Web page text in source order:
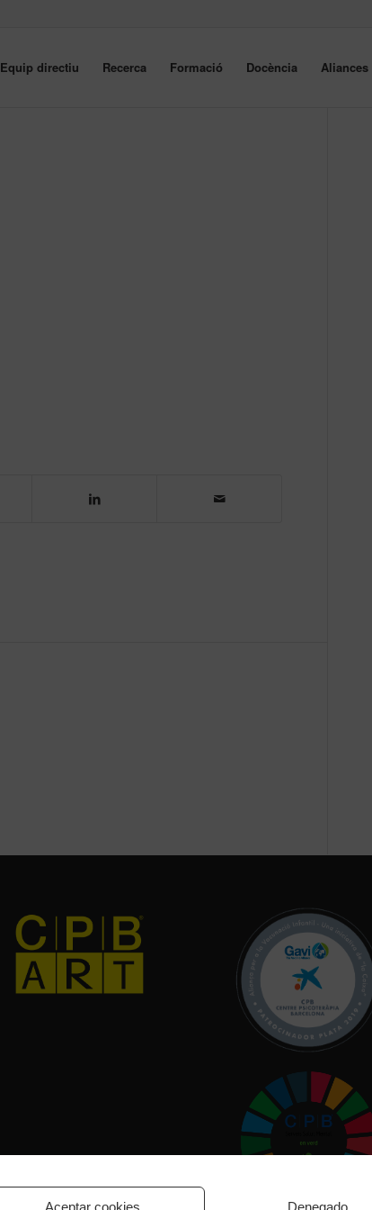
Aceptar cookies Denegado
Equip directiu Recerca Formació Docència Aliances